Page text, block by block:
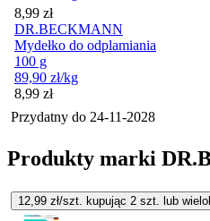
Cena
8,99 zł
DR.BECKMANN
Mydełko do odplamiania
100 g
89,90 zł/kg
Cena
8,99 zł
Przydatny do 24-11-2028
Produkty marki
12,99 zł/szt. kupując 2 szt. lub